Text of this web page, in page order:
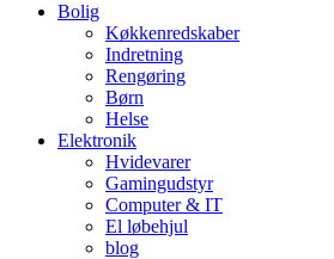
Bolig
Køkkenredskaber
Indretning
Rengøring
Børn
Helse
Elektronik
Hvidevarer
Gamingudstyr
Computer & IT
El løbehjul
blog